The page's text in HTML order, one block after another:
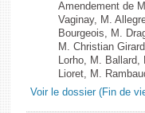
Amendement de
Vaginay, M.
Bourgeois, M.
M. Christian
Lorho, M.
Lioret, M.
Voir le dossier (Fin de